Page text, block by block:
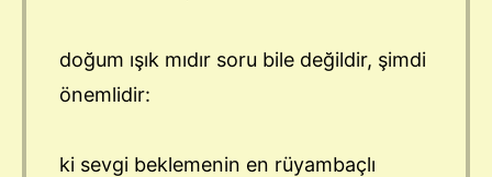
doğum ışık mıdır soru bile değildir, şimdi
önemlidir:
ki sevgi beklemenin en rüyambaçlı